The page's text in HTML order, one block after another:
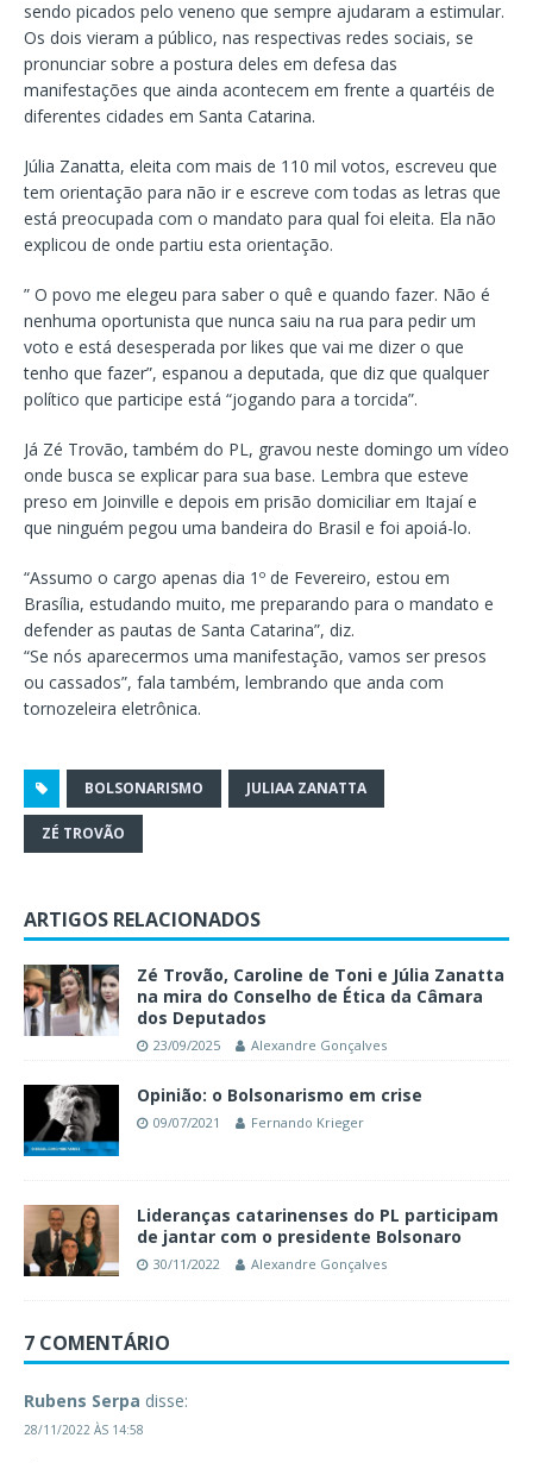
sendo picados pelo veneno que sempre ajudaram a estimular.
Os dois vieram a público, nas respectivas redes sociais, se
pronunciar sobre a postura deles em defesa das
manifestações que ainda acontecem em frente a quartéis de
diferentes cidades em Santa Catarina.
Júlia Zanatta, eleita com mais de 110 mil votos, escreveu que
tem orientação para não ir e escreve com todas as letras que
está preocupada com o mandato para qual foi eleita. Ela não
explicou de onde partiu esta orientação.
” O povo me elegeu para saber o quê e quando fazer. Não é
nenhuma oportunista que nunca saiu na rua para pedir um
voto e está desesperada por likes que vai me dizer o que
tenho que fazer”, espanou a deputada, que diz que qualquer
político que participe está “jogando para a torcida”.
Já Zé Trovão, também do PL, gravou neste domingo um vídeo
onde busca se explicar para sua base. Lembra que esteve
preso em Joinville e depois em prisão domiciliar em Itajaí e
que ninguém pegou uma bandeira do Brasil e foi apoiá-lo.
“Assumo o cargo apenas dia 1º de Fevereiro, estou em
Brasília, estudando muito, me preparando para o mandato e
defender as pautas de Santa Catarina”, diz.
“Se nós aparecermos uma manifestação, vamos ser presos
ou cassados”, fala também, lembrando que anda com
tornozeleira eletrônica.
BOLSONARISMO JULIAA ZANATTA
ZÉ TROVÃO
ARTIGOS RELACIONADOS
Zé Trovão, Caroline de Toni e Júlia Zanatta
na mira do Conselho de Ética da Câmara
dos Deputados
23/09/2025 Alexandre Gonçalves
Opinião: o Bolsonarismo em crise
09/07/2021 Fernando Krieger
Lideranças catarinenses do PL participam
de jantar com o presidente Bolsonaro
30/11/2022 Alexandre Gonçalves
7 COMENTÁRIO
Rubens Serpa disse:
28/11/2022 ÀS 14:58